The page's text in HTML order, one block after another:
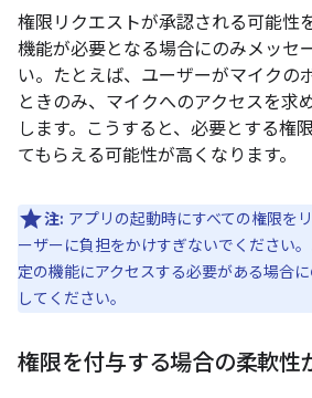
権限リクエストが承認される可能性
機能が必要となる場合にのみメッセ
い。たとえば、ユーザーがマイクの
ときのみ、マイクへのアクセスを求
します。こうすると、必要とする権
てもらえる可能性が高くなります。
注: アプリの起動時にすべての権限を
ーザーに負担をかけすぎないでください
定の機能にアクセスする必要がある場合
してください。
権限を付与する場合の柔軟性